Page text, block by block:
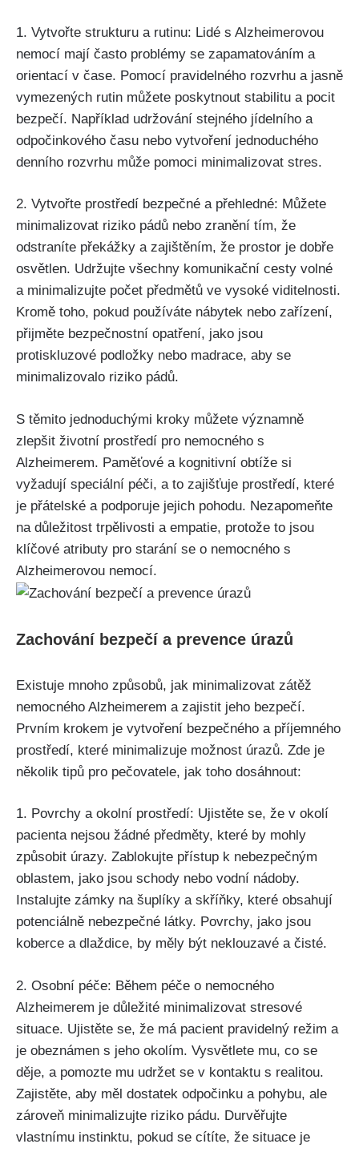
1. Vytvořte strukturu a rutinu: Lidé s Alzheimerovou
nemocí mají často problémy se zapamatováním a
orientací v čase. Pomocí pravidelného rozvrhu a jasně
vymezených rutin můžete poskytnout stabilitu a pocit
bezpečí. Například udržování stejného jídelního a
odpočinkového času nebo vytvoření jednoduchého
denního rozvrhu může pomoci minimalizovat stres.
2. Vytvořte prostředí bezpečné a přehledné: Můžete
minimalizovat riziko pádů nebo zranění tím, že
odstraníte překážky a zajištěním, že prostor je dobře
osvětlen. Udržujte všechny komunikační cesty volné
a minimalizujte počet předmětů ve vysoké viditelnosti.
Kromě toho, pokud používáte nábytek nebo zařízení,
přijměte bezpečnostní opatření, jako jsou
protiskluzové podložky nebo madrace, aby se
minimalizovalo riziko pádů.
S těmito jednoduchými kroky můžete významně
zlepšit životní prostředí pro nemocného s
Alzheimerem. Paměťové a kognitivní obtíže si
vyžadují speciální péči, a to zajišťuje prostředí, které
je přátelské a podporuje jejich pohodu. Nezapomeňte
na důležitost trpělivosti a empatie, protože to jsou
klíčové atributy pro starání se o nemocného s
Alzheimerovou nemocí.
Zachování bezpečí a prevence úrazů
Existuje mnoho způsobů, jak minimalizovat zátěž
nemocného Alzheimerem a zajistit jeho bezpečí.
Prvním krokem je vytvoření bezpečného a příjemného
prostředí, které minimalizuje možnost úrazů. Zde je
několik tipů pro pečovatele, jak toho dosáhnout:
1. Povrchy a okolní prostředí: Ujistěte se, že v okolí
pacienta nejsou žádné předměty, které by mohly
způsobit úrazy. Zablokujte přístup k nebezpečným
oblastem, jako jsou schody nebo vodní nádoby.
Instalujte zámky na šuplíky a skříňky, které obsahují
potenciálně nebezpečné látky. Povrchy, jako jsou
koberce a dlaždice, by měly být neklouzavé a čisté.
2. Osobní péče: Během péče o nemocného
Alzheimerem je důležité minimalizovat stresové
situace. Ujistěte se, že má pacient pravidelný režim a
je obeznámen s jeho okolím. Vysvětlete mu, co se
děje, a pomozte mu udržet se v kontaktu s realitou.
Zajistěte, aby měl dostatek odpočinku a pohybu, ale
zároveň minimalizujte riziko pádu. Durvěřujte
vlastnímu instinktu, pokud se cítíte, že situace je